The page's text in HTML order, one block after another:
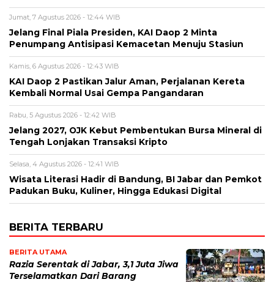
Jumat, 7 Agustus 2026 - 12:44 WIB
Jelang Final Piala Presiden, KAI Daop 2 Minta
Penumpang Antisipasi Kemacetan Menuju Stasiun
Kamis, 6 Agustus 2026 - 12:43 WIB
KAI Daop 2 Pastikan Jalur Aman, Perjalanan Kereta
Kembali Normal Usai Gempa Pangandaran
Rabu, 5 Agustus 2026 - 12:42 WIB
Jelang 2027, OJK Kebut Pembentukan Bursa Mineral di
Tengah Lonjakan Transaksi Kripto
Selasa, 4 Agustus 2026 - 12:41 WIB
Wisata Literasi Hadir di Bandung, BI Jabar dan Pemkot
Padukan Buku, Kuliner, Hingga Edukasi Digital
BERITA TERBARU
BERITA UTAMA
Razia Serentak di Jabar, 3,1 Juta Jiwa
Terselamatkan Dari Barang